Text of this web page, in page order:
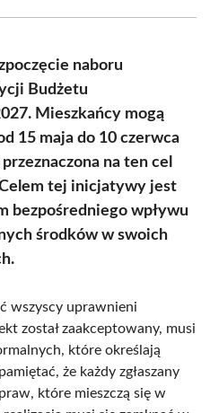
naboru
Budżetu
Mieszkańcy mogą
15 maja do 10 czerwca
na ten cel
tej inicjatywy jest
bezpośredniego wpływu
środków w swoich
wszyscy uprawnieni
został zaakceptowany, musi
które określają
że każdy zgłaszany
które mieszczą się w